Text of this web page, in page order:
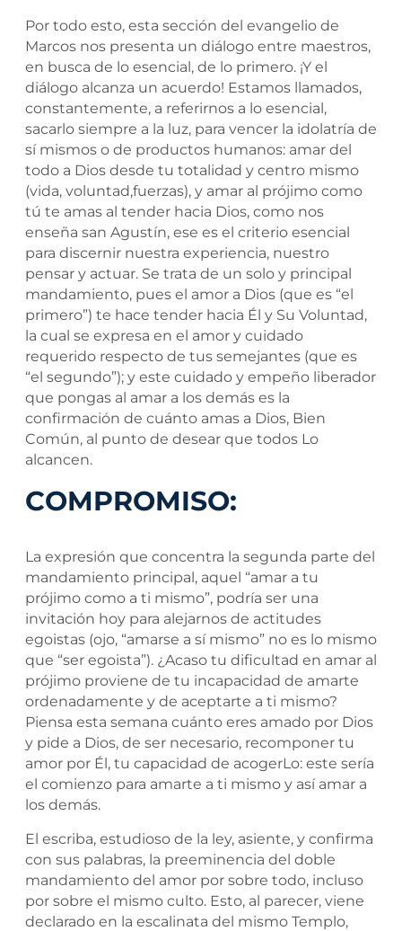
Por todo esto, esta sección del evangelio de
Marcos nos presenta un diálogo entre maestros,
en busca de lo esencial, de lo primero. ¡Y el
diálogo alcanza un acuerdo! Estamos llamados,
constantemente, a referirnos a lo esencial,
sacarlo siempre a la luz, para vencer la idolatría de
sí mismos o de productos humanos: amar del
todo a Dios desde tu totalidad y centro mismo
(vida, voluntad,fuerzas), y amar al prójimo como
tú te amas al tender hacia Dios, como nos
enseña san Agustín, ese es el criterio esencial
para discernir nuestra experiencia, nuestro
pensar y actuar. Se trata de un solo y principal
mandamiento, pues el amor a Dios (que es “el
primero”) te hace tender hacia Él y Su Voluntad,
la cual se expresa en el amor y cuidado
requerido respecto de tus semejantes (que es
“el segundo”); y este cuidado y empeño liberador
que pongas al amar a los demás es la
confirmación de cuánto amas a Dios, Bien
Común, al punto de desear que todos Lo
alcancen.
COMPROMISO:
La expresión que concentra la segunda parte del
mandamiento principal, aquel “amar a tu
prójimo como a ti mismo”, podría ser una
invitación hoy para alejarnos de actitudes
egoistas (ojo, “amarse a sí mismo” no es lo mismo
que “ser egoista”). ¿Acaso tu dificultad en amar al
prójimo proviene de tu incapacidad de amarte
ordenadamente y de aceptarte a ti mismo?
Piensa esta semana cuánto eres amado por Dios
y pide a Dios, de ser necesario, recomponer tu
amor por Él, tu capacidad de acogerLo: este sería
el comienzo para amarte a ti mismo y así amar a
los demás.
El escriba, estudioso de la ley, asiente, y confirma
con sus palabras, la preeminencia del doble
mandamiento del amor por sobre todo, incluso
por sobre el mismo culto. Esto, al parecer, viene
declarado en la escalinata del mismo Templo,